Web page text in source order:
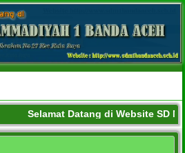
Selamat Datang di Website SD